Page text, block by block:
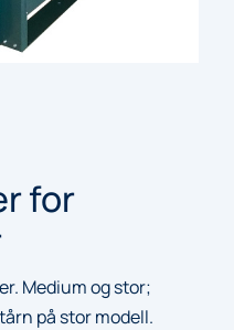
for
Medium og stor;
på stor modell.